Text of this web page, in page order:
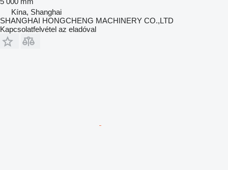
Kína, Shanghai
SHANGHAI HONGCHENG MACHINERY CO.,LTD
Kapcsolatfelvétel az eladóval